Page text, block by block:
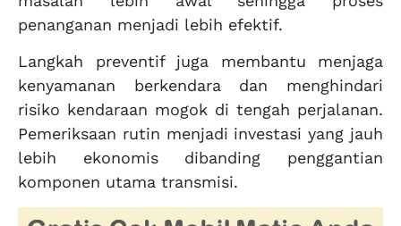
penanganan menjadi lebih efektif.
Langkah preventif juga membantu menjaga
kenyamanan berkendara dan menghindari
risiko kendaraan mogok di tengah perjalanan.
Pemeriksaan rutin menjadi investasi yang jauh
lebih ekonomis dibanding penggantian
komponen utama transmisi.